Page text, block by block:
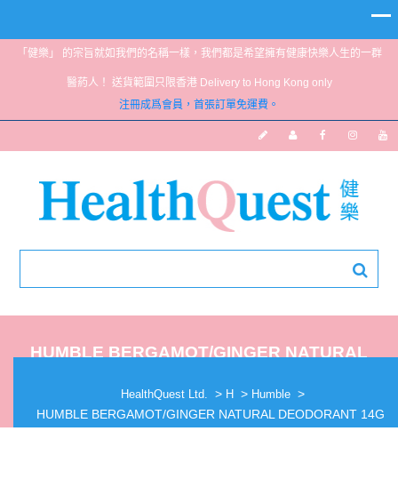
「健樂」 的宗旨就如我們的名稱一樣，我們都是希望擁有健康快樂人生的一群
醫葯人！ 送貨範圍只限香港 Delivery to Hong Kong only
注冊成爲會員，首張訂單免運費。
HUMBLE BERGAMOT/GINGER NATURAL
HealthQuest Ltd. > H > Humble >
HUMBLE BERGAMOT/GINGER NATURAL DEODORANT 14G